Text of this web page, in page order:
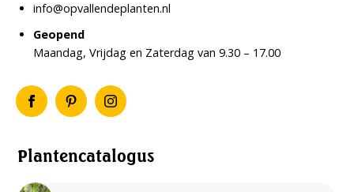
Plantencatalogus
info@opvallendeplanten.nl
Geopend
Maandag, Vrijdag en Zaterdag van 9.30 – 17.00